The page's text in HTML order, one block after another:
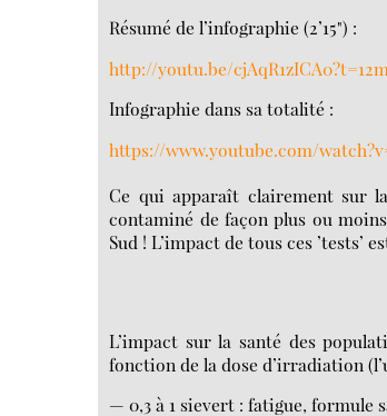
Résumé de l’infographie (2’15") :
http://youtu.be/
Infographie dans sa totalité :
https://www.youtube.com/
Ce qui apparaît clairement sur
contaminé de façon plus ou
Sud ! L’impact de tous ces ’tests’
L’impact sur la santé des
fonction de la dose d’irradiation
— 0,3 à 1 sievert : fatigue, formule